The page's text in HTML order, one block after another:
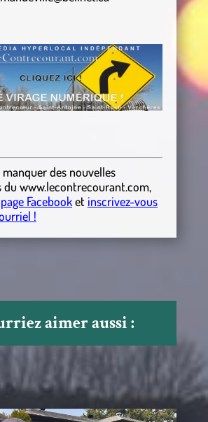
des nouvelles
du www.lecontrecourant.com,
page Facebooket inscrivez-vous
!
aimer aussi :